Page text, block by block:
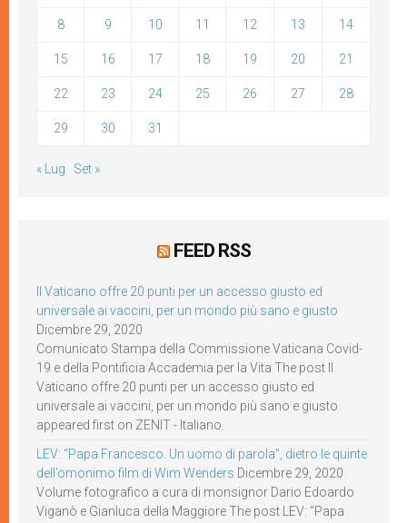
8 9 10 11 12 13 14
15 16 17 18 19 20 21
22 23 24 25 26 27 28
29 30 31
« Lug Set »
FEED RSS
Il Vaticano offre 20 punti per un accesso giusto ed
universale ai vaccini, per un mondo più sano e giusto
Dicembre 29, 2020
Comunicato Stampa della Commissione Vaticana Covid-
19 e della Pontificia Accademia per la Vita The post Il
Vaticano offre 20 punti per un accesso giusto ed
universale ai vaccini, per un mondo più sano e giusto
appeared first on ZENIT - Italiano.
LEV: “Papa Francesco. Un uomo di parola”, dietro le quinte
dell’omonimo film di Wim Wenders Dicembre 29, 2020
Volume fotografico a cura di monsignor Dario Edoardo
Viganò e Gianluca della Maggiore The post LEV: “Papa